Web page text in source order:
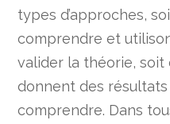
types d’approches,
comprendre et
valider la théorie, soit
donnent des
comprendre. Dans